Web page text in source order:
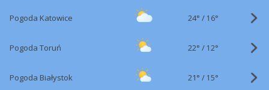
Pogoda Katowice 24° / 16°
Pogoda Toruń 22° / 12°
Pogoda Białystok 21° / 15°